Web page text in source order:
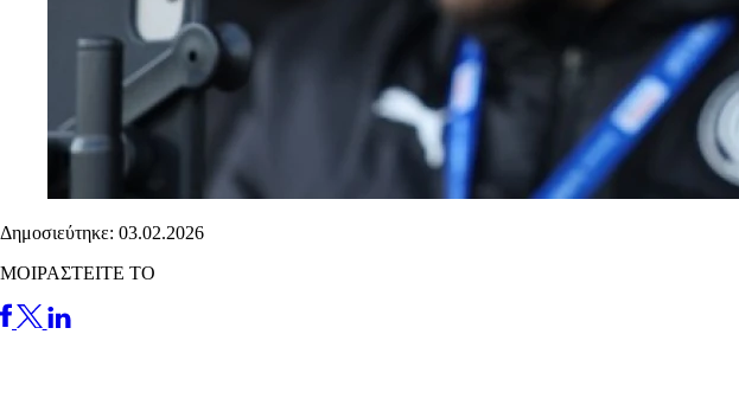
Δημοσιεύτηκε: 03.02.2026
ΜΟΙΡΑΣΤΕΙΤΕ ΤΟ